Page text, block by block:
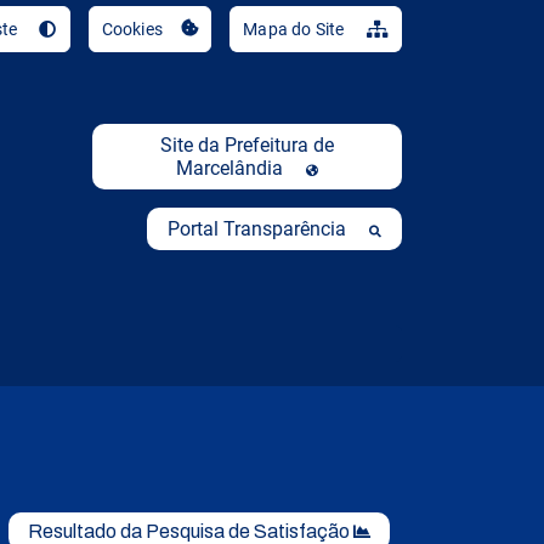
Cookies Mapa do Site
Site da Prefeitura de
Marcelândia
Portal Transparência
Resultado da Pesquisa de Satisfação